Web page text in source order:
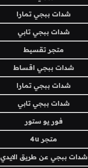
شدات ببجي تمارا
شدات ببجي تابي
متجر تقسيط
شدات ببجي اقساط
شدات ببجي تمارا
شدات ببجي تابي
فور يو ستور
متجر 4u
شدات ببجي عن طريق الايدي